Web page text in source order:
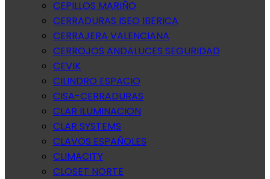
CEPILLOS MARIÑO
CERRADURAS ISEO IBERICA
CERRAJERA VALENCIANA
CERROJOS ANDALUCES SEGURIDAD
CEVIK
CILINDRO ESPACIO
CISA-CERRADURAS
CLAR ILUMINACION
CLAR SYSTEMS
CLAVOS ESPAÑOLES
CLIMACITY
CLOSET NORTE